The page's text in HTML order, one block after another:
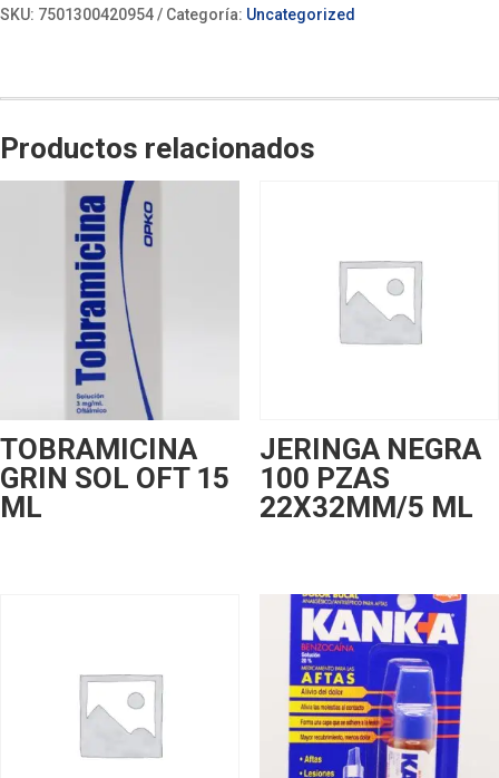
SKU: 7501300420954 Categoría: Uncategorized
Productos relacionados
TOBRAMICINA
GRIN SOL OFT 15
ML
JERINGA NEGRA
100 PZAS
22X32MM/5 ML